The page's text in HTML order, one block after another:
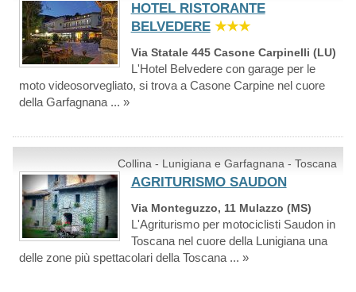
HOTEL RISTORANTE
BELVEDERE ★★★
Via Statale 445 Casone Carpinelli (LU)
L'Hotel Belvedere con garage per le
moto videosorvegliato, si trova a Casone Carpine nel cuore
della Garfagnana ... »
Collina - Lunigiana e Garfagnana - Toscana
AGRITURISMO SAUDON
Via Monteguzzo, 11 Mulazzo (MS)
L'Agriturismo per motociclisti Saudon in
Toscana nel cuore della Lunigiana una
delle zone più spettacolari della Toscana ... »